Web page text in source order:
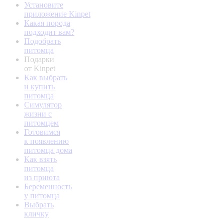
Установите
приложение Kinpet
Какая порода
подходит вам?
Подобрать
питомца
Подарки
от Kinpet
Как выбрать
и купить
питомца
Симулятор
жизни с
питомцем
Готовимся
к появлению
питомца дома
Как взять
питомца
из приюта
Беременность
у питомца
Выбрать
кличку